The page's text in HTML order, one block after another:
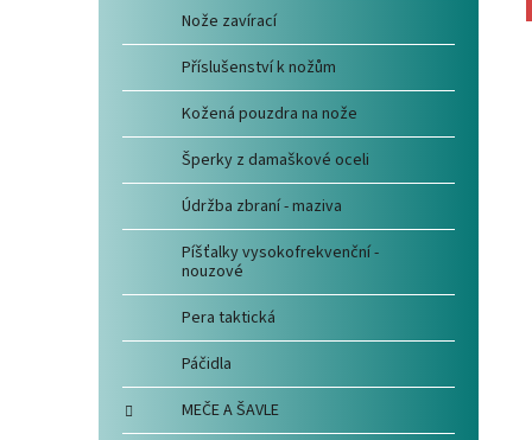
Nože zavírací
Příslušenství k nožům
Kožená pouzdra na nože
Šperky z damaškové oceli
Údržba zbraní - maziva
Píšťalky vysokofrekvenční -
nouzové
Pera taktická
Páčidla
MEČE A ŠAVLE